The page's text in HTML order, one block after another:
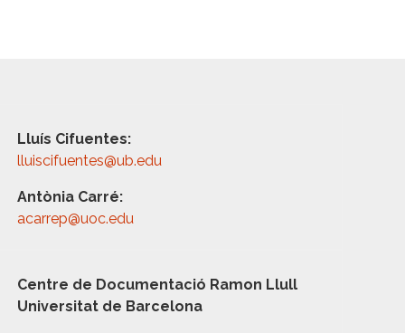
Lluís Cifuentes:
lluiscifuentes@ub.edu
Antònia Carré:
acarrep@uoc.edu
Centre de Documentació Ramon Llull
Universitat de Barcelona